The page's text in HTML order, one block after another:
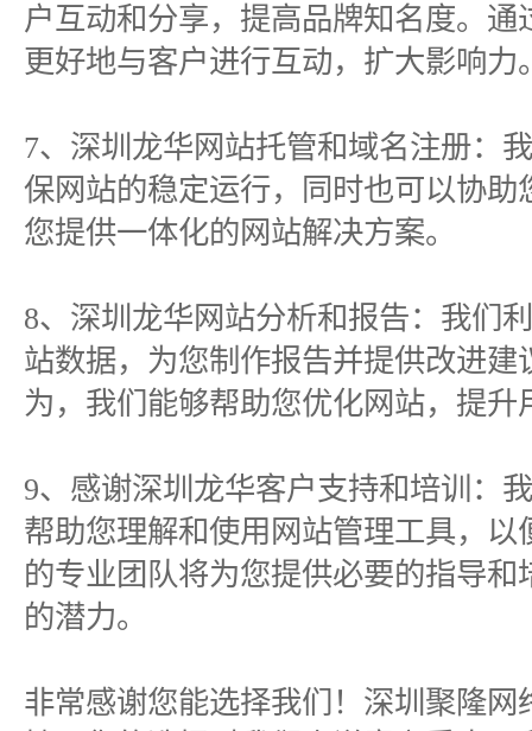
户互动和分享，提高品牌知名度。
更好地与客户进行互动，扩大影响力
7、深圳龙华网站托管和域名注册：
保网站的稳定运行，同时也可以协
您提供一体化的网站解决方案。
8、深圳龙华网站分析和报告：我们
站数据，为您制作报告并提供改进
为，我们能够帮助您优化网站，提升
9、感谢深圳龙华客户支持和培训：
帮助您理解和使用网站管理工具，
的专业团队将为您提供必要的指导
的潜力。
非常感谢您能选择我们！深圳聚隆